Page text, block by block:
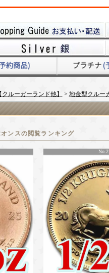
ルーガーランド他】 > 地金型クルー
ンスの閲覧ランキング
No.2